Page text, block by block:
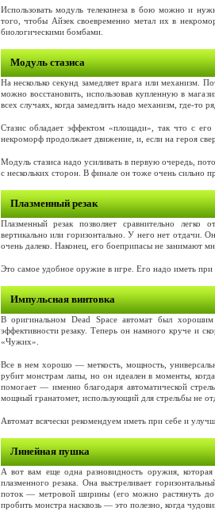
Использовать модуль телекинеза в бою можно и
того, чтобы Айзек своевременно метал их в
биологическими бомбами.
Модуль стазиса
На несколько секунд замедляет врага или механизм.
можно восстановить, использовав купленную в
всех случаях, когда замедлить надо механизм, где-то
Стазис обладает эффектом «площади», так что с
некроморф продолжает движение, и, если на героя
Модуль стазиса надо усиливать в первую очередь,
с нескольких сторон. В финале он тоже очень сильно
Плазменный резак
Плазменный резак позволяет сравнительно
вертикально или горизонтально. У него нет отдачи.
очень далеко. Наконец, его боеприпасы не занимают
Это самое удобное оружие в игре. Его надо иметь
Импульсная винтовка
В оригинальном Dead Space автомат был
эффективности резаку. Теперь он намного круче и
«Чужих».
Все в нем хорошо — меткость, мощность,
рубит монстрам лапы, но он идеален в моменты,
помогает — именно благодаря автоматической
мощный гранатомет, использующий для стрельбы не
Автомат всячески рекомендуем иметь при себе и
Линейная пушка
А вот вам еще одна разновидность оружия,
плазменного резака. Она выстреливает
поток — метровой ширины (его можно растянуть
пробить монстра насквозь — это полезно, когда